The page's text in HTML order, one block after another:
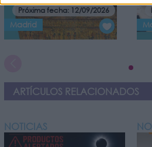
Próxima fecha: 12/09/2026
Madrid
ARTÍCULOS RELACIONADOS
NOTICIAS